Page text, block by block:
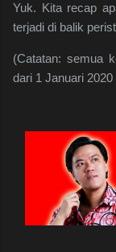
Yuk. Kita recap
terjadi di balik
(Catatan: semua
dari 1 Januari